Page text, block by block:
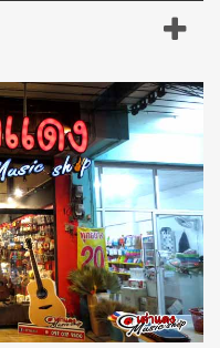
า
ปิ๊กกีต้าร์
D'Addario
Beat Pro สี Black